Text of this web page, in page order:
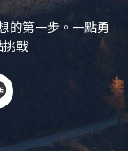
的第一步。一點勇
挑戰